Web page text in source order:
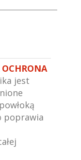
jest
poprawia